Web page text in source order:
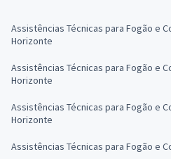
Assistências Técnicas para Fogão e
Horizonte
Assistências Técnicas para Fogão e
Horizonte
Assistências Técnicas para Fogão e
Horizonte
Assistências Técnicas para Fogão e